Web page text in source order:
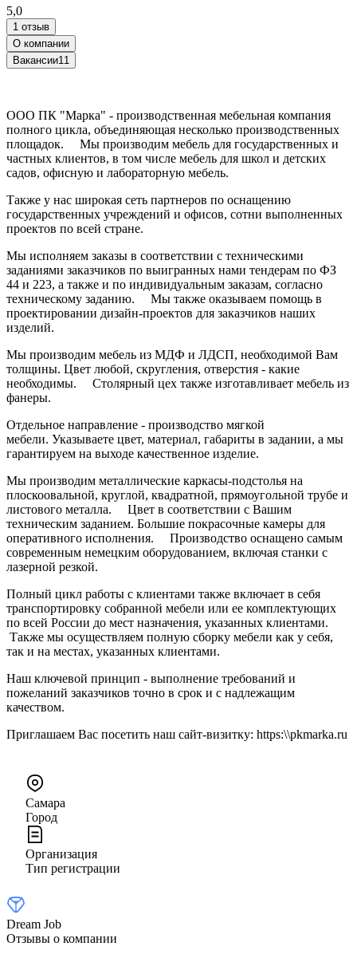
5,0
1 отзыв
О компании
Вакансии11
ООО ПК "Марка" - производственная мебельная компания
полного цикла, объединяющая несколько производственных
площадок. Мы производим мебель для государственных и
частных клиентов, в том числе мебель для школ и детских
садов, офисную и лабораторную мебель.
Также у нас широкая сеть партнеров по оснащению
государственных учреждений и офисов, сотни выполненных
проектов по всей стране.
Мы исполняем заказы в соответствии с техническими
заданиями заказчиков по выигранных нами тендерам по ФЗ
44 и 223, а также и по индивидуальным заказам, согласно
техническому заданию. Мы также оказываем помощь в
проектировании дизайн-проектов для заказчиков наших
изделий.
Мы производим мебель из МДФ и ЛДСП, необходимой Вам
толщины. Цвет любой, скругления, отверстия - какие
необходимы. Столярный цех также изготавливает мебель из
фанеры.
Отдельное направление - производство мягкой
мебели. Указываете цвет, материал, габариты в задании, а мы
гарантируем на выходе качественное изделие.
Мы производим металлические каркасы-подстолья на
плоскоовальной, круглой, квадратной, прямоугольной трубе и
листового металла. Цвет в соответствии с Вашим
техническим заданием. Большие покрасочные камеры для
оперативного исполнения. Производство оснащено самым
современным немецким оборудованием, включая станки с
лазерной резкой.
Полный цикл работы с клиентами также включает в себя
транспортировку собранной мебели или ее комплектующих
по всей России до мест назначения, указанных клиентами.
Также мы осуществляем полную сборку мебели как у себя,
так и на местах, указанных клиентами.
Наш ключевой принцип - выполнение требований и
пожеланий заказчиков точно в срок и с надлежащим
качеством.
Приглашаем Вас посетить наш сайт-визитку: https:\\pkmarka.ru
Самара
Город
Организация
Тип регистрации
Dream Job
Отзывы о компании